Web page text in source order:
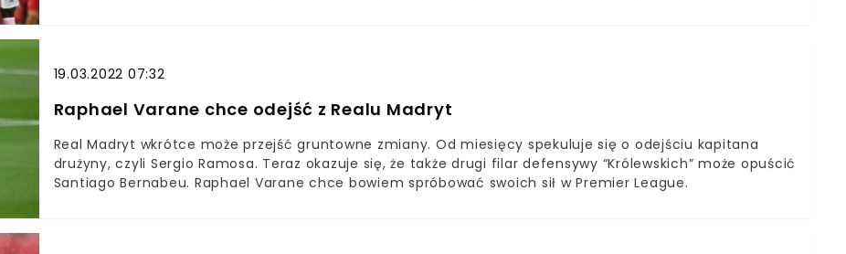
19.03.2022 07:32
Raphael Varane chce odejść z Realu Madryt
Real Madryt wkrótce może przejść gruntowne zmiany. Od miesięcy spekuluje się o odejściu kapitana
drużyny, czyli Sergio Ramosa. Teraz okazuje się, że także drugi filar defensywy “Królewskich” może opuścić
Santiago Bernabeu. Raphael Varane chce bowiem spróbować swoich sił w Premier League.